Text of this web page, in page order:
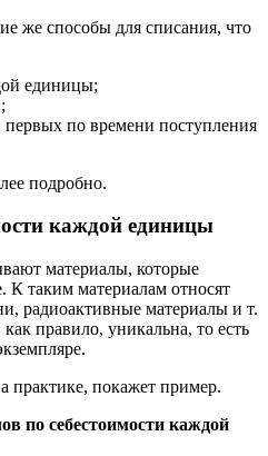
же способы для списания, что
единицы;
первых по времени поступления
подробно.
каждой единицы
материалы, которые
К таким материалам относят
радиоактивные материалы и т.
правило, уникальна, то есть
практике, покажет пример.
по себестоимости каждой